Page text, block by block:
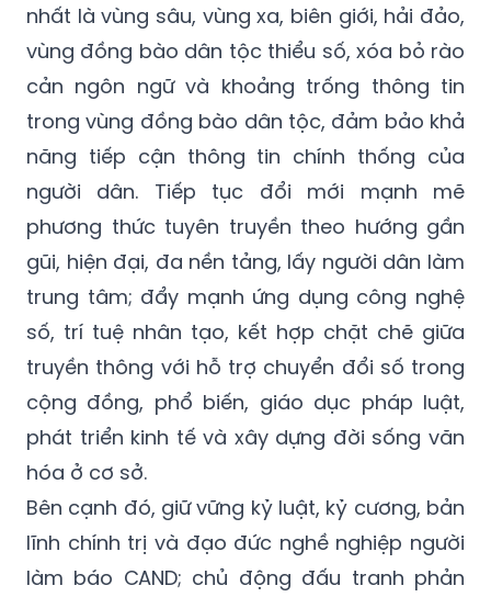
nhất là vùng sâu, vùng xa, biên giới, hải đảo,
vùng đồng bào dân tộc thiểu số, xóa bỏ rào
cản ngôn ngữ và khoảng trống thông tin
trong vùng đồng bào dân tộc, đảm bảo khả
năng tiếp cận thông tin chính thống của
người dân. Tiếp tục đổi mới mạnh mẽ
phương thức tuyên truyền theo hướng gần
gũi, hiện đại, đa nền tảng, lấy người dân làm
trung tâm; đẩy mạnh ứng dụng công nghệ
số, trí tuệ nhân tạo, kết hợp chặt chẽ giữa
truyền thông với hỗ trợ chuyển đổi số trong
cộng đồng, phổ biến, giáo dục pháp luật,
phát triển kinh tế và xây dựng đời sống văn
hóa ở cơ sở.
Bên cạnh đó, giữ vững kỷ luật, kỷ cương, bản
lĩnh chính trị và đạo đức nghề nghiệp người
làm báo CAND; chủ động đấu tranh phản